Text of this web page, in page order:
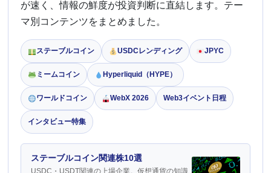
が速く、情報の鮮度が投資判断に直結します。テー
マ別コンテンツをまとめました。
ステーブルコイン USDCレンディング JPYC
ミームコイン Hyperliquid（HYPE）
ワールドコイン WebX 2026 Web3イベント日程
インタビュー特集
ステーブルコイン関連株10選
USDC・USDT関連の上場企業。仮想通貨の知識